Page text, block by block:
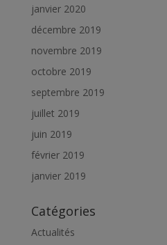
janvier 2020
décembre 2019
novembre 2019
octobre 2019
septembre 2019
juillet 2019
juin 2019
février 2019
janvier 2019
Catégories
Actualités